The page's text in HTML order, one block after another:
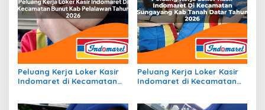
Peluang Kerja Loker Kasir
Indomaret di Kecamatan
Peluang Kerja Loker Kasir
Indomaret di Kecamatan